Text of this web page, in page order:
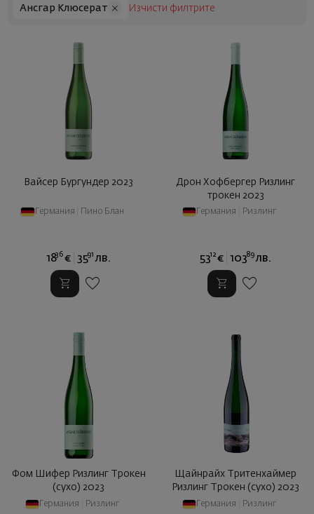
Ансгар Клюсерат
Изчисти филтрите
Вайсер Бургундер 2023
Германия Пино Блан
1836 € 3591 лв.
Дрон Хофбергер Ризлинг
трокен 2023
Германия Ризлинг
5312 € 10389 лв.
Фом Шифер Ризлинг Трокен
(сухо) 2023
Германия Ризлинг
Щайнрайх Тритенхаймер
Ризлинг Трокен (сухо) 2023
Германия Ризлинг